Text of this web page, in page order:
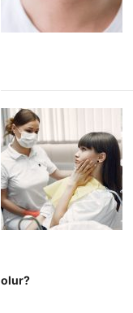
olur?